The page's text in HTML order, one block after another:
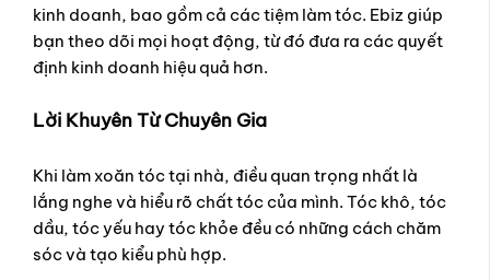
kinh doanh, bao gồm cả các tiệm làm tóc. Ebiz giúp
bạn theo dõi mọi hoạt động, từ đó đưa ra các quyết
định kinh doanh hiệu quả hơn.
Lời Khuyên Từ Chuyên Gia
Khi làm xoăn tóc tại nhà, điều quan trọng nhất là
lắng nghe và hiểu rõ chất tóc của mình. Tóc khô, tóc
dầu, tóc yếu hay tóc khỏe đều có những cách chăm
sóc và tạo kiểu phù hợp.